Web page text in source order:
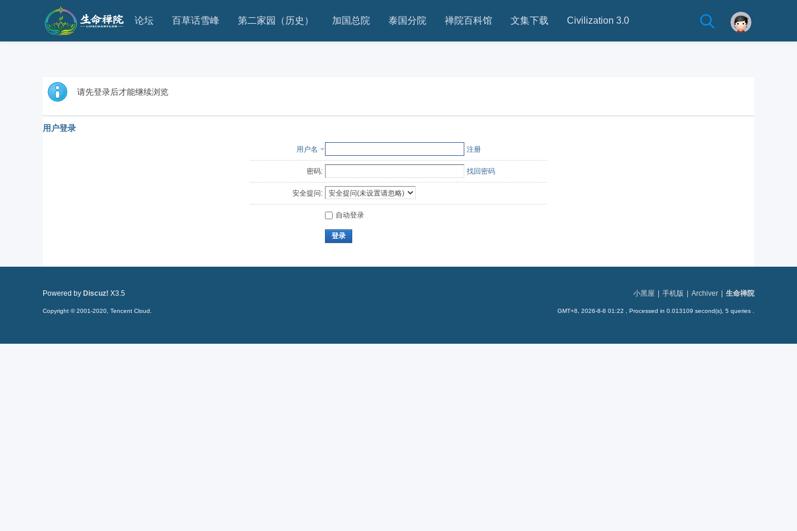
论坛 百草话雪峰 第二家园（历史） 加国总院 泰国分院 禅院百科馆 文集下载 Civilization 3.0
请先登录后才能继续浏览
用户登录
用户名 注册
密码: 找回密码
安全提问:
自动登录
登录
小黑屋 手机版 Archiver 生命禅院
GMT+8, 2026-8-8 01:22 , Processed in 0.013109 second(s), 5 queries .
Powered by Discuz! X3.5
Copyright © 2001-2020, Tencent Cloud.